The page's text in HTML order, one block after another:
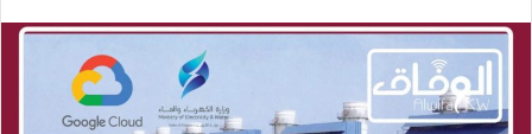
إلكترونيا